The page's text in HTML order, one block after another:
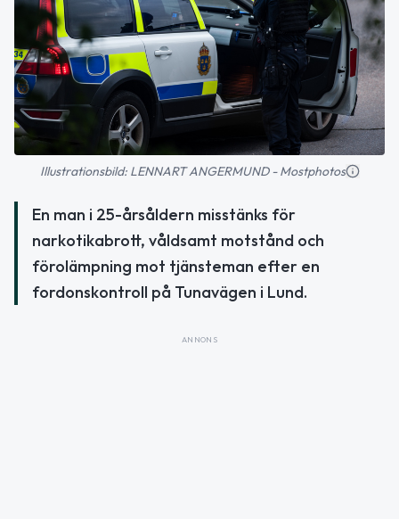
Illustrationsbild: LENNART ANGERMUND - Mostphotos
En man i 25-årsåldern misstänks för
narkotikabrott, våldsamt motstånd och
förolämpning mot tjänsteman efter en
fordonskontroll på Tunavägen i Lund.
ANNONS